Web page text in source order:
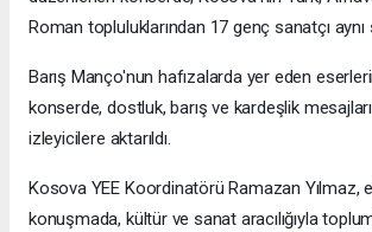
Roman topluluklarından 17 genç sanatçı aynı
Barış Manço'nun hafızalarda yer eden
konserde, dostluk, barış ve kardeşlik mesajları
izleyicilere aktarıldı.
Kosova YEE Koordinatörü Ramazan Yılmaz,
konuşmada, kültür ve sanat aracılığıyla